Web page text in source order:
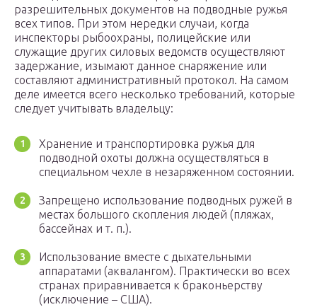
разрешительных документов на подводные ружья
всех типов. При этом нередки случаи, когда
инспекторы рыбоохраны, полицейские или
служащие других силовых ведомств осуществляют
задержание, изымают данное снаряжение или
составляют административный протокол. На самом
деле имеется всего несколько требований, которые
следует учитывать владельцу:
Хранение и транспортировка ружья для
подводной охоты должна осуществляться в
специальном чехле в незаряженном состоянии.
Запрещено использование подводных ружей в
местах большого скопления людей (пляжах,
бассейнах и т. п.).
Использование вместе с дыхательными
аппаратами (аквалангом). Практически во всех
странах приравнивается к браконьерству
(исключение – США).